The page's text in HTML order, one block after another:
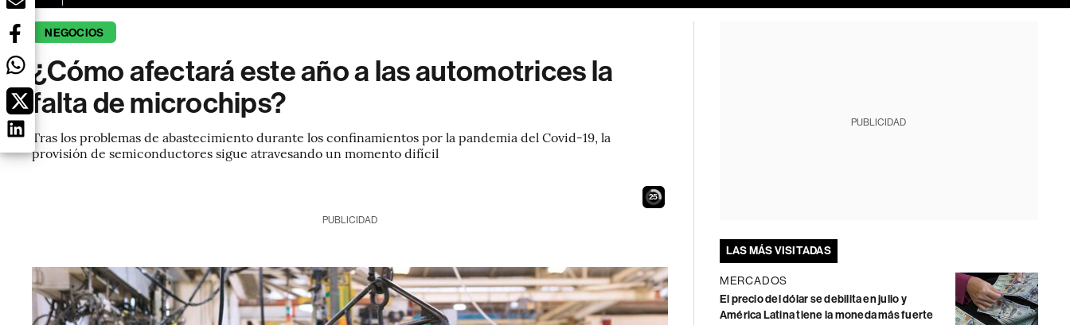
NEGOCIOS
¿Cómo afectará este año a las automotrices la
falta de microchips?
Tras los problemas de abastecimiento durante los confinamientos por la pandemia del Covid-19, la
provisión de semiconductores sigue atravesando un momento difícil
24
PUBLICIDAD
PUBLICIDAD
LAS MÁS VISITADAS
MERCADOS
El precio del dólar se debilita en julio y
América Latina tiene la moneda más fuerte